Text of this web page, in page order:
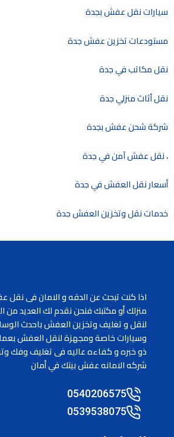
سيارات نقل عفش بجدة
مستودعات تخزين عفش جدة
نقل مكاتب في جدة
نقل أثاث منزلي جدة
شركة شحن عفش بجدة
، نقل عفش آمن في جدة
أسعار نقل العفش في جدة
خدمات نقل وتخزين العفش جدة
اذا كنت تبحث عن الدقه و الامان فى
منزلك أو مكتبك فنحن نقدم لك العديد من
لنقل و تغليف وتخزين العفش باحدث
وسيارات خاصة ومجهزة لنقل العفش
ذو خبره و كفاءه عاليه فى تغليف وفك
شركه الامانه عفش بيتك في أمان
0540206575
0539538075